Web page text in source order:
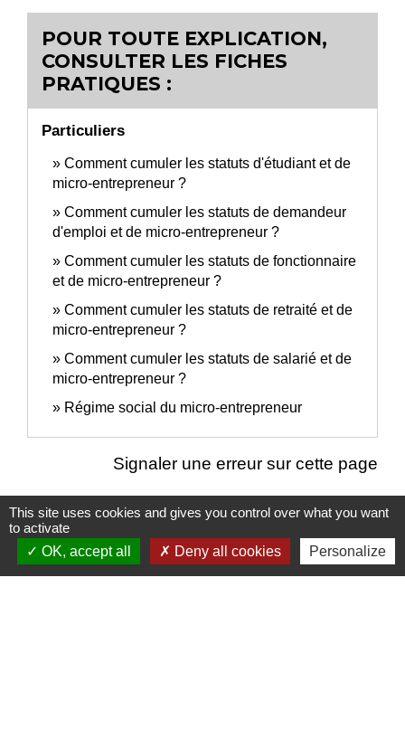
POUR TOUTE EXPLICATION,
CONSULTER LES FICHES
PRATIQUES :
Particuliers
Comment cumuler les statuts d'étudiant et de
micro-entrepreneur ?
Comment cumuler les statuts de demandeur
d'emploi et de micro-entrepreneur ?
Comment cumuler les statuts de fonctionnaire
et de micro-entrepreneur ?
Comment cumuler les statuts de retraité et de
micro-entrepreneur ?
Comment cumuler les statuts de salarié et de
micro-entrepreneur ?
Régime social du micro-entrepreneur
Signaler une erreur sur cette page
Nous contacter
This site uses cookies and gives you control over what you want
to activate
OK, accept all
Deny all cookies Personalize